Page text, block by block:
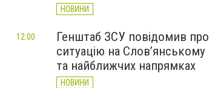
НОВИНИ
Генштаб ЗСУ повідомив про
ситуацію на Слов’янському
та найближчих напрямках
НОВИНИ
12:00